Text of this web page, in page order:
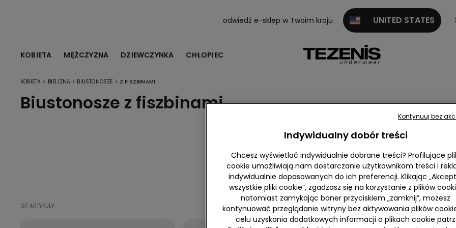
odwiedź e-sklep w Twoim kraju UNITED STATES
KOBIETA MĘŻCZYZNA DZIEWCZYNKA CHŁOPIEC
KOBIETA > BIELIZNA > BIUSTONOSZE > Z FISZBINAMI
Biustonosze z fiszbinami
Wyświetl
wszystko
Push-up Trójkątne
Opaski i b
ez ramiąc
zek
Balkonetki
137 ARTYKUŁY
Indywidualny dobór treści
Chcesz wyświetlać indywidualnie dobrane treści? Profilujące
cookie umożliwiają nam dostarczanie użytkownikom treści i
indywidualnie dopasowanych do ich preferencji. Klikając
wszystkie pliki cookie”, zgadzasz się na korzystanie z plików
natomiast zamykając baner przyciskiem „zamknij”, możesz
kontynuować przeglądanie witryny bez aktywowania plików
celu uzyskania dodatkowych informacji o plikach cookie patrz
Kontynuuj bez